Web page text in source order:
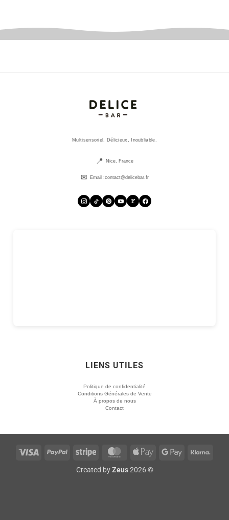
Multisensoriel, Délicieux, Inoubliable.
Nice, France
Email :contact@delicebar.fr
LIENS UTILES
Politique de confidentialité
Conditions Générales de Vente
À propos de nous
Contact
Visa PayPal Stripe MasterCardApple
Google
Created byZeus2026 ©